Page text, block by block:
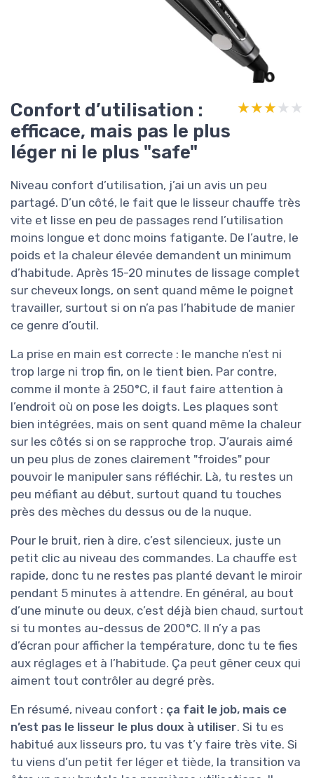
Confort d’utilisation :
efficace, mais pas le plus
léger ni le plus "safe"
★★★★★
★★★★★
Niveau confort d’utilisation, j’ai un avis un peu
partagé. D’un côté, le fait que le lisseur chauffe très
vite et lisse en peu de passages rend l’utilisation
moins longue et donc moins fatigante. De l’autre, le
poids et la chaleur élevée demandent un minimum
d’habitude. Après 15-20 minutes de lissage complet
sur cheveux longs, on sent quand même le poignet
travailler, surtout si on n’a pas l’habitude de manier
ce genre d’outil.
La prise en main est correcte : le manche n’est ni
trop large ni trop fin, on le tient bien. Par contre,
comme il monte à 250°C, il faut faire attention à
l’endroit où on pose les doigts. Les plaques sont
bien intégrées, mais on sent quand même la chaleur
sur les côtés si on se rapproche trop. J’aurais aimé
un peu plus de zones clairement "froides" pour
pouvoir le manipuler sans réfléchir. Là, tu restes un
peu méfiant au début, surtout quand tu touches
près des mèches du dessus ou de la nuque.
Pour le bruit, rien à dire, c’est silencieux, juste un
petit clic au niveau des commandes. La chauffe est
rapide, donc tu ne restes pas planté devant le miroir
pendant 5 minutes à attendre. En général, au bout
d’une minute ou deux, c’est déjà bien chaud, surtout
si tu montes au-dessus de 200°C. Il n’y a pas
d’écran pour afficher la température, donc tu te fies
aux réglages et à l’habitude. Ça peut gêner ceux qui
aiment tout contrôler au degré près.
En résumé, niveau confort : ça fait le job, mais ce
n’est pas le lisseur le plus doux à utiliser. Si tu es
habitué aux lisseurs pro, tu vas t’y faire très vite. Si
tu viens d’un petit fer léger et tiède, la transition va